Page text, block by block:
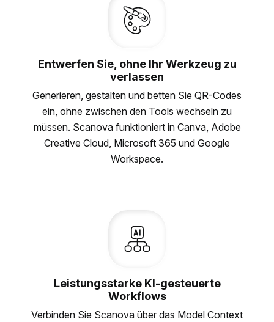
Entwerfen Sie, ohne Ihr Werkzeug zu
verlassen
Generieren, gestalten und betten Sie QR-Codes
ein, ohne zwischen den Tools wechseln zu
müssen. Scanova funktioniert in Canva, Adobe
Creative Cloud, Microsoft 365 und Google
Workspace.
Leistungsstarke KI-gesteuerte
Workflows
Verbinden Sie Scanova über das Model Context